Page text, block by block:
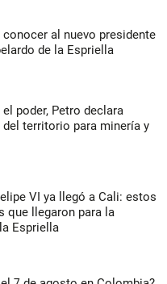
conocer al nuevo presidente
de la Espriella
poder, Petro declara
del territorio para minería y
VI ya llegó a Cali: estos
que llegaron para la
Espriella